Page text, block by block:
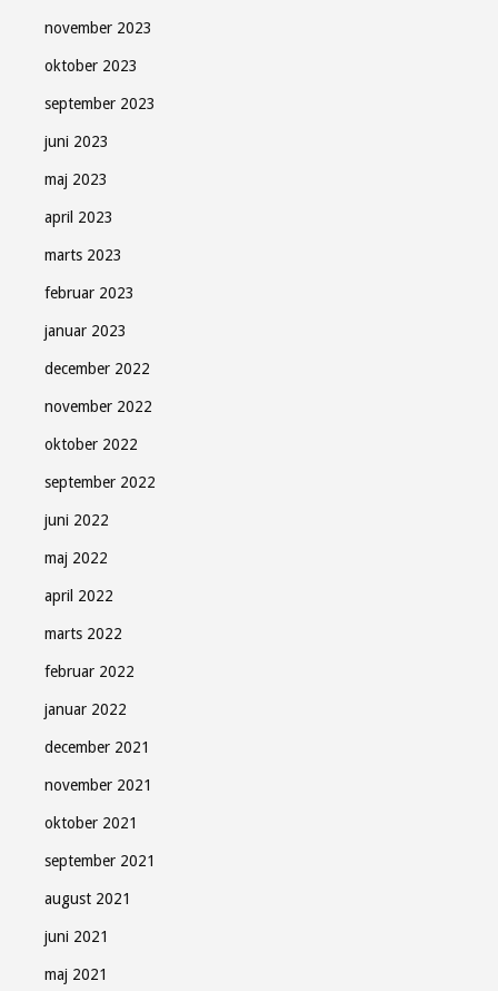
november 2023
oktober 2023
september 2023
juni 2023
maj 2023
april 2023
marts 2023
februar 2023
januar 2023
december 2022
november 2022
oktober 2022
september 2022
juni 2022
maj 2022
april 2022
marts 2022
februar 2022
januar 2022
december 2021
november 2021
oktober 2021
september 2021
august 2021
juni 2021
maj 2021